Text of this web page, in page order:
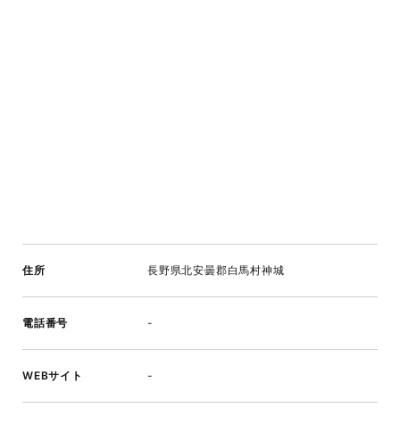
住所 長野県北安曇郡白馬村神城
電話番号 -
WEBサイト -